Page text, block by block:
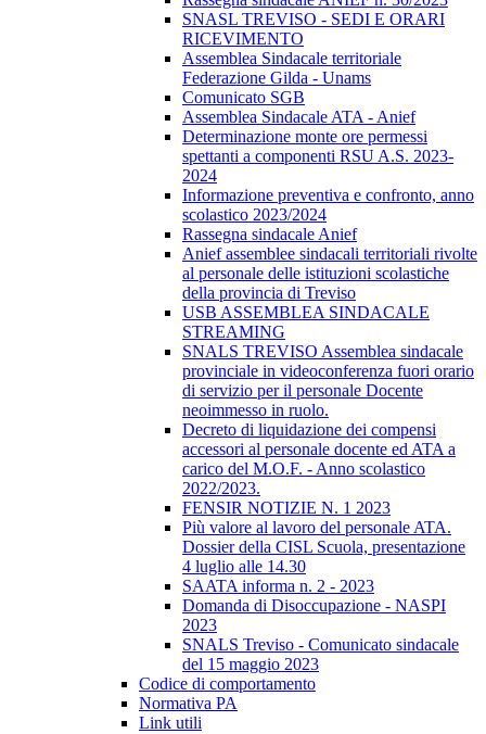
SNASL TREVISO - SEDI E ORARI
RICEVIMENTO
Assemblea Sindacale territoriale
Federazione Gilda - Unams
Comunicato SGB
Assemblea Sindacale ATA - Anief
Determinazione monte ore permessi
spettanti a componenti RSU A.S. 2023-
2024
Informazione preventiva e confronto, anno
scolastico 2023/2024
Rassegna sindacale Anief
Anief assemblee sindacali territoriali rivolte
al personale delle istituzioni scolastiche
della provincia di Treviso
USB ASSEMBLEA SINDACALE
STREAMING
SNALS TREVISO Assemblea sindacale
provinciale in videoconferenza fuori orario
di servizio per il personale Docente
neoimmesso in ruolo.
Decreto di liquidazione dei compensi
accessori al personale docente ed ATA a
carico del M.O.F. - Anno scolastico
2022/2023.
FENSIR NOTIZIE N. 1 2023
Più valore al lavoro del personale ATA.
Dossier della CISL Scuola, presentazione
4 luglio alle 14.30
SAATA informa n. 2 - 2023
Domanda di Disoccupazione - NASPI
2023
SNALS Treviso - Comunicato sindacale
del 15 maggio 2023
Codice di comportamento
Normativa PA
Link utili